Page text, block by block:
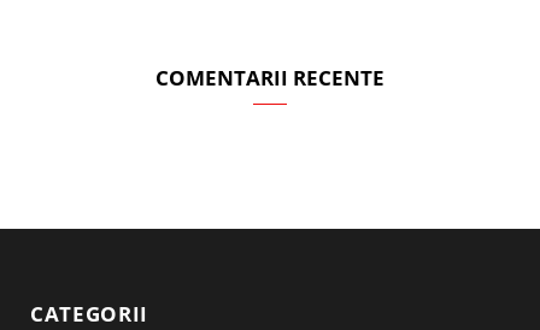
COMENTARII RECENTE
CATEGORII